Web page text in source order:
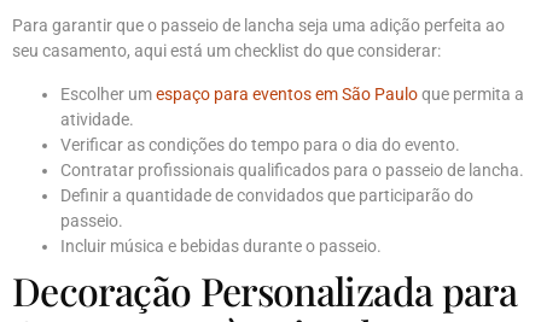
Para garantir que o passeio de lancha seja uma adição perfeita ao
seu casamento, aqui está um checklist do que considerar:
Escolher umespaço para eventos em São Pauloque permita a
atividade.
Verificar as condições do tempo para o dia do evento.
Contratar profissionais qualificados para o passeio de lancha.
Definir a quantidade de convidados que participarão do
passeio.
Incluir música e bebidas durante o passeio.
Decoração Personalizada para